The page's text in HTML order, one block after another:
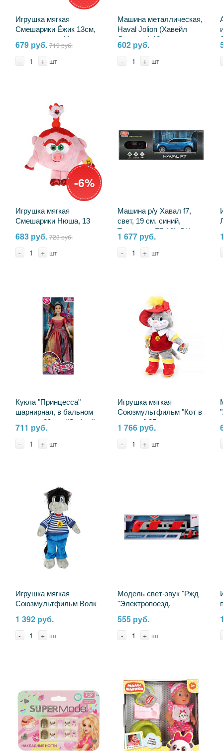
Игрушка мягкая
Смешарики Ёжик 13см,
музыкальная Мульти-
пульти A20310-10
679 руб.719 руб.
- + шт
Машина металлическая,
Haval Jolion (Хавейл
Джолион) 12 см.
красный, Технопарк
JOLION-12-RD (72)
602 руб.
- + шт
-6%
Игрушка мягкая
Смешарики Нюша, 13
Мульти-пульти A20307-
683 руб.723 руб.
- + шт
Машина р/у Хавал f7,
свет, 19 см. синий,
Технопарк F7-19L-BU
1 677 руб.
- + шт
Кукла "Принцесса"
шарнирная, в бальном
платье, 29 см. "София"
Карапуз P4-S-JP
711 руб.
- + шт
Игрушка мягкая
Союзмультфильм "Кот в
сапогах" 25 см.
музыкальная Мульти-
пульти V85121/28 (24)
1 766 руб.
- + шт
Игрушка мягкая
Союзмультфильм Волк
"Ну, погоди" 20 см.
музыкальная Мульти-
пульти V70543-25A (24)
1 392 руб.
- + шт
Модель свет-звук "Ржд
"Электропоезд.
"Ласточка", 20 см.
ELTRAINLAST-20PL-RZD
555 руб.
- + шт